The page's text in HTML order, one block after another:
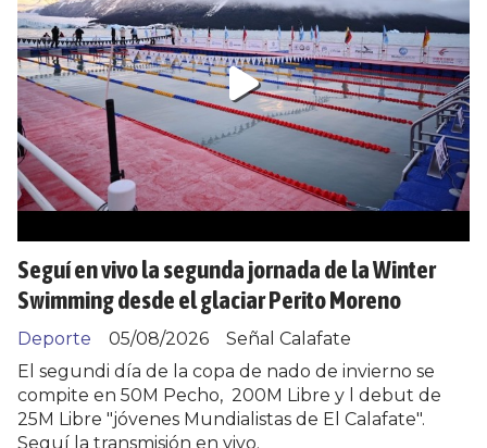
Seguí en vivo la segunda jornada de la Winter
Swimming desde el glaciar Perito Moreno
Señal Calafate
Deporte
05/08/2026
El segundi día de la copa de nado de invierno se
compite en 50M Pecho, 200M Libre y l debut de
25M Libre "jóvenes Mundialistas de El Calafate".
Seguí la transmisión en vivo.